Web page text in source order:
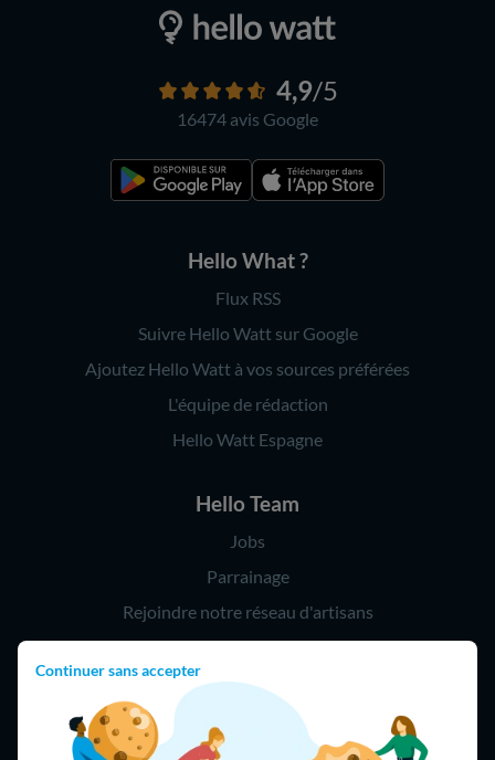
Continuer sans accepter
4,9/5
16474 avis Google
Hello What ?
Flux RSS
Suivre Hello Watt sur Google
Ajoutez Hello Watt à vos sources préférées
L'équipe de rédaction
Hello Watt Espagne
Hello Team
Jobs
Parrainage
Rejoindre notre réseau d'artisans
Hello !
09 75 18 60 60
(8h-21h)
75018 Paris